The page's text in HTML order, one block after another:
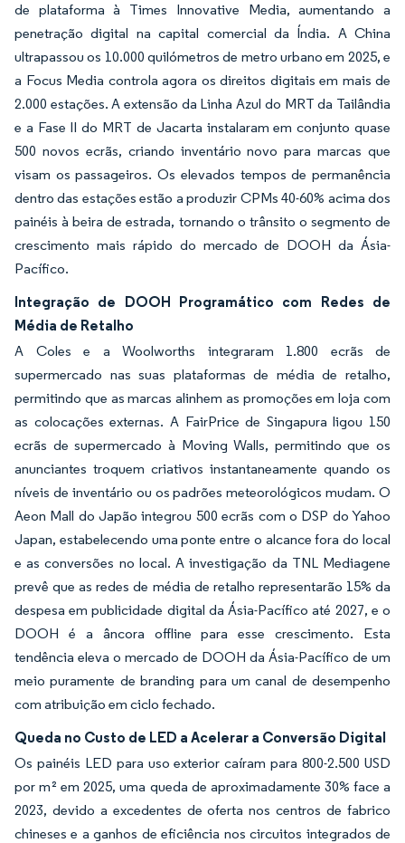
de plataforma à Times Innovative Media, aumentando a
penetração digital na capital comercial da Índia. A China
ultrapassou os 10.000 quilómetros de metro urbano em 2025, e
a Focus Media controla agora os direitos digitais em mais de
2.000 estações. A extensão da Linha Azul do MRT da Tailândia
e a Fase II do MRT de Jacarta instalaram em conjunto quase
500 novos ecrãs, criando inventário novo para marcas que
visam os passageiros. Os elevados tempos de permanência
dentro das estações estão a produzir CPMs 40-60% acima dos
painéis à beira de estrada, tornando o trânsito o segmento de
crescimento mais rápido do mercado de DOOH da Ásia-
Pacífico.
Integração de DOOH Programático com Redes de
Média de Retalho
A Coles e a Woolworths integraram 1.800 ecrãs de
supermercado nas suas plataformas de média de retalho,
permitindo que as marcas alinhem as promoções em loja com
as colocações externas. A FairPrice de Singapura ligou 150
ecrãs de supermercado à Moving Walls, permitindo que os
anunciantes troquem criativos instantaneamente quando os
níveis de inventário ou os padrões meteorológicos mudam. O
Aeon Mall do Japão integrou 500 ecrãs com o DSP do Yahoo
Japan, estabelecendo uma ponte entre o alcance fora do local
e as conversões no local. A investigação da TNL Mediagene
prevê que as redes de média de retalho representarão 15% da
despesa em publicidade digital da Ásia-Pacífico até 2027, e o
DOOH é a âncora offline para esse crescimento. Esta
tendência eleva o mercado de DOOH da Ásia-Pacífico de um
meio puramente de branding para um canal de desempenho
com atribuição em ciclo fechado.
Queda no Custo de LED a Acelerar a Conversão Digital
Os painéis LED para uso exterior caíram para 800-2.500 USD
por m² em 2025, uma queda de aproximadamente 30% face a
2023, devido a excedentes de oferta nos centros de fabrico
chineses e a ganhos de eficiência nos circuitos integrados de